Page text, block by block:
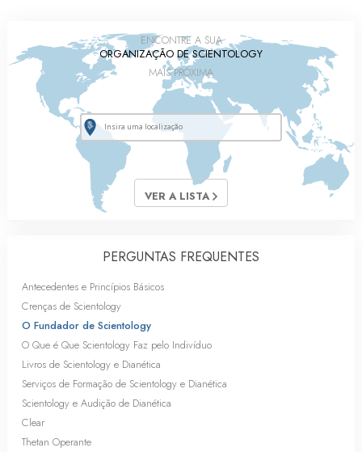
ENCONTRE A SUA
ORGANIZAÇÃO DE SCIENTOLOGY
MAIS PRÓXIMA
VER A LISTA
PERGUNTAS FREQUENTES
Antecedentes e Princípios Básicos
Crenças de Scientology
O Fundador de Scientology
O Que é Que Scientology Faz pelo Indivíduo
Livros de Scientology e Dianética
Serviços de Formação de Scientology e Dianética
Scientology e Audição de Dianética
Clear
Thetan Operante